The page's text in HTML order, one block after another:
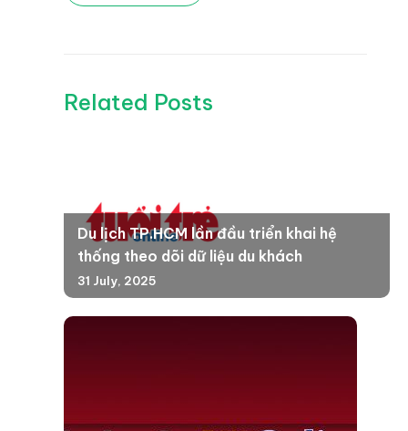
Related Posts
Du lịch TP.HCM lần đầu triển khai hệ
thống theo dõi dữ liệu du khách
31 July, 2025